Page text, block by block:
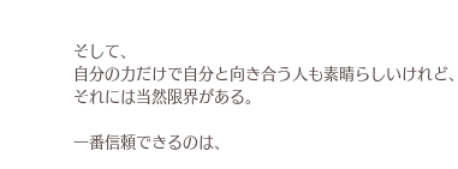
そして、
自分の力だけで自分と向き合う人も素晴らしいけれど、
それには当然限界がある。
一番信頼できるのは、